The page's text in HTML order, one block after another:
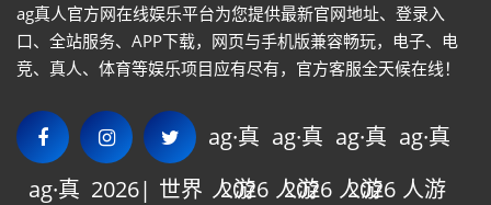
ag真人官方网在线娱乐平台为您提供最新官网地址、登录入
口、全站服务、APP下载，网页与手机版兼容畅玩，电子、电
竞、真人、体育等娱乐项目应有尽有，官方客服全天候在线！
ag·真
人游
ag·真
人游
ag·真
人游
ag·真
人游
ag·真 2026| 世界
2026 2026 2026